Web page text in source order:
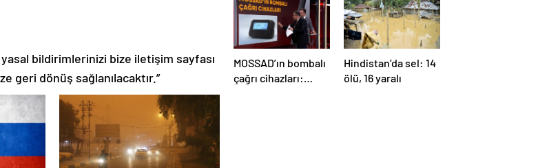
bildirimlerinizi bize iletişim sayfası
geri dönüş sağlanılacaktır.”
MOSSAD’ın bombalı
çağrı cihazları:
Hindistan’da sel: 14
ölü, 16 yaralı